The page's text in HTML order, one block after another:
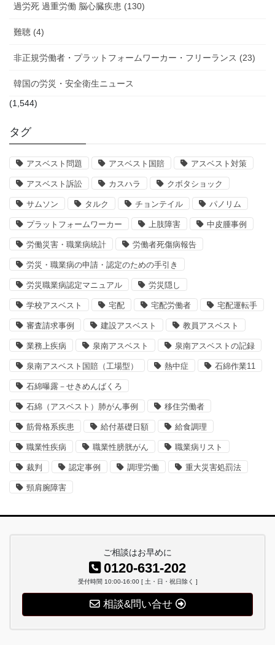
過労死 過重労働 脳心臓疾患 (130)
難聴 (4)
非正規労働者・プラットフォームワーカー・フリーランス (23)
韓国の労災・安全衛生ニュース
(1,544)
タグ
アスベスト問題 アスベスト国賠 アスベスト対策
アスベスト訴訟 カスハラ クボタショック
サムソン タルク チョンテイル パノリム
プラットフォームワーカー 上肢障害 中皮腫事例
労働災害・職業病統計 労働者死傷病報告
労災・職業病の申請・認定のための手引き
労災職業病認定マニュアル 労災隠し
学校アスベスト 宅配 宅配労働者 宅配運転手
審査請求事例 建設アスベスト 教員アスベスト
業務上疾病 泉南アスベスト 泉南アスベストの記録
泉南アスベスト国賠（工場型） 熱中症 石綿作業11
石綿曝露－せきめんばくろ
石綿（アスベスト）肺がん事例 移住労働者
筋骨格系疾患 給付基礎日額 給食調理
職業性疾病 職業性膀胱がん 職業病リスト
裁判 認定事例 調理労働 重大災害処罰法
頸肩腕障害
ご相談はお早めに
0120-631-202
受付時間 10:00-16:00 [ 土・日・祝日除く ]
相談&問い合せ